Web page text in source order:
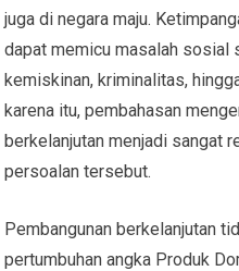
juga di negara maju.
dapat memicu masalah sosial
kemiskinan, kriminalitas,
karena itu, pembahasan
berkelanjutan menjadi sangat
persoalan tersebut.
Pembangunan berkelanjutan
pertumbuhan angka Produk